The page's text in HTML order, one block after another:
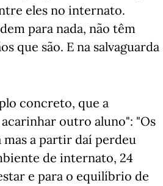
eles no internato.
para nada, não têm
que são. E na salvaguarda
concreto, que a
outro aluno": "Os
mas a partir daí perdeu
de internato, 24
e para o equilíbrio de